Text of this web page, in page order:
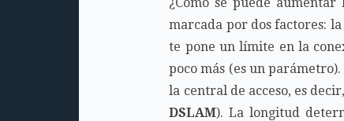
marcada por dos factores:
te pone un límite en la
poco más (es un
la central de acceso, es
DSLAM). La longitud